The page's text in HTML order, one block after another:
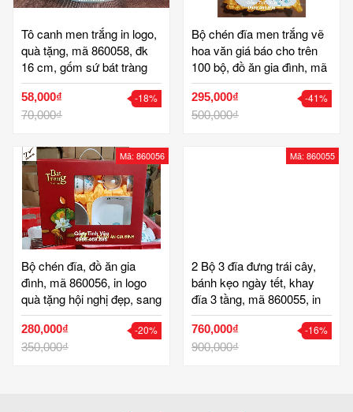
Tô canh men trắng in logo,
quà tặng, mã 860058, đk
16 cm, gốm sứ bát tràng
tinh vân cao cấp, quà
khuyến mại
58,000₫
70,000₫
-18%
Bộ chén đĩa men trắng vẽ
hoa văn giá báo cho trên
100 bộ, đồ ăn gia đình, mã
860057, in logo quà tặng
hội nghị đẹp, sang trọng,
hộp lót lụa, gốm sứ bát
295,000₫
500,000₫
-41%
Mã: 860056
Bộ chén đĩa, đồ ăn gia
đình, mã 860056, in logo
quà tặng hội nghị đẹp, sang
trọng, hộp si đỏ lót lụa,
gốm sứ bát tràng, tinh vân
280,000₫
350,000₫
-20%
Mã: 860055
2 Bộ 3 đĩa đưng trái cây,
bánh kẹo ngày tết, khay
đĩa 3 tầng, mã 860055, in
logo, quà tặng tết ý nghĩa,
gốm sứ bát tràng, tinh vân
760,000₫
900,000₫
-16%